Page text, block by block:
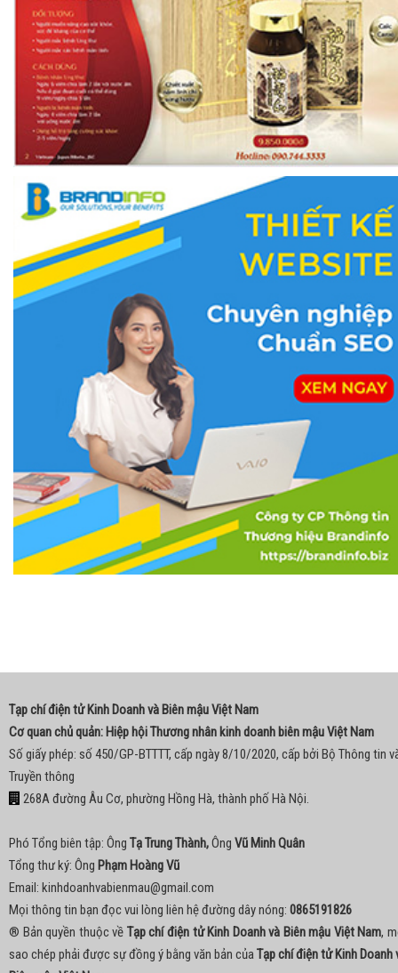
Tạp chí điện tử Kinh Doanh và Biên mậu Việt Nam
Cơ quan chủ quản: Hiệp hội Thương nhân kinh doanh biên mậu Việt Nam
Số giấy phép: số 450/GP-BTTTT, cấp ngày 8/10/2020, cấp bởi Bộ Thông tin
Truyền thông
268A đường Âu Cơ, phường Hồng Hà, thành phố Hà Nội.
Phó Tổng biên tập: Ông Tạ Trung Thành,Ông Vũ Minh Quân
Tổng thư ký: Ông Phạm Hoàng Vũ
Email: kinhdoanhvabienmau@gmail.com
Mọi thông tin bạn đọc vui lòng liên hệ đường dây nóng: 0865191826
® Bản quyền thuộc về Tạp chí điện tử Kinh Doanh và Biên mậu Việt Nam,
sao chép phải được sự đồng ý bằng văn bản củaTạp chí điện tử Kinh Doanh